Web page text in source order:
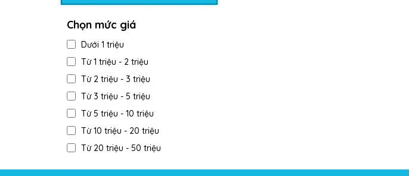
Chọn mức giá
Dưới 1 triệu
Từ 1 triệu - 2 triệu
Từ 2 triệu - 3 triệu
Từ 3 triệu - 5 triệu
Từ 5 triệu - 10 triệu
Từ 10 triệu - 20 triệu
Từ 20 triệu - 50 triệu